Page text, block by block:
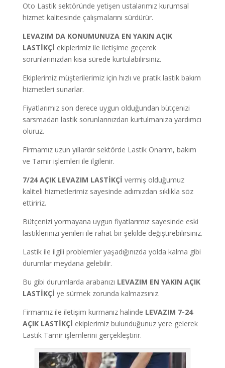
Oto Lastik sektöründe yetişen ustalarımız kurumsal
hizmet kalitesinde çalışmalarını sürdürür.
LEVAZIM DA KONUMUNUZA EN YAKIN AÇIK
LASTİKÇİ ekiplerimiz ile iletişime geçerek
sorunlarınızdan kısa sürede kurtulabilirsiniz.
Ekiplerimiz müşterilerimiz için hızlı ve pratik lastik bakım
hizmetleri sunarlar.
Fiyatlarımız son derece uygun olduğundan bütçenizi
sarsmadan lastik sorunlarınızdan kurtulmanıza yardımcı
oluruz.
Firmamız uzun yıllardır sektörde Lastik Onarım, bakım
ve Tamir işlemleri ile ilgilenir.
7/24 AÇIK LEVAZIM LASTİKÇİ vermiş olduğumuz
kaliteli hizmetlerimiz sayesinde adımızdan sıklıkla söz
ettiririz.
Bütçenizi yormayana uygun fiyatlarımız sayesinde eski
lastiklerinizi yenileri ile rahat bir şekilde değiştirebilirsiniz.
Lastik ile ilgili problemler yaşadığınızda yolda kalma gibi
durumlar meydana gelebilir.
Bu gibi durumlarda arabanızı LEVAZIM EN YAKIN AÇIK
LASTİKÇİ ye sürmek zorunda kalmazsınız.
Firmamız ile iletişim kurmanız halinde LEVAZIM 7-24
AÇIK LASTİKÇİ ekiplerimiz bulunduğunuz yere gelerek
Lastik Tamir işlemlerini gerçekleştirir.